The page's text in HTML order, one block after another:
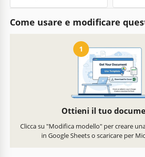
Come usare e modificare
1
Ottieni il tuo
Clicca su "Modifica modello" per creare
in Google Sheets o scaricare per